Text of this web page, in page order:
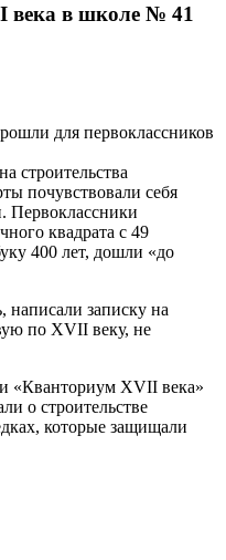
века в школе № 41
для первоклассников
строительства
почувствовали себя
Первоклассники
квадрата с 49
400 лет, дошли «до
написали записку на
по XVII веку, не
«Кванториум XVII века»
о строительстве
которые защищали